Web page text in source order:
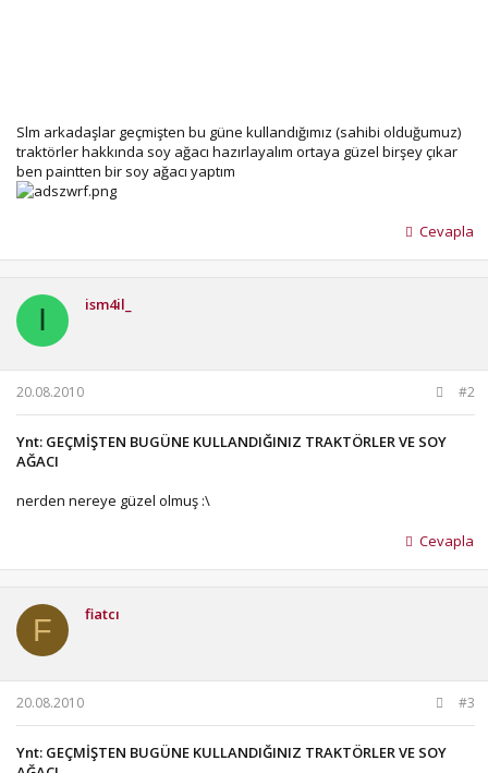
Slm arkadaşlar geçmişten bu güne kullandığımız (sahibi olduğumuz)
traktörler hakkında soy ağacı hazırlayalım ortaya güzel birşey çıkar
ben paintten bir soy ağacı yaptım
Cevapla
I ism4il_
20.08.2010 #2
Ynt: GEÇMİŞTEN BUGÜNE KULLANDIĞINIZ TRAKTÖRLER VE SOY
AĞACI
nerden nereye güzel olmuş :\
Cevapla
F fiatcı
20.08.2010 #3
Ynt: GEÇMİŞTEN BUGÜNE KULLANDIĞINIZ TRAKTÖRLER VE SOY